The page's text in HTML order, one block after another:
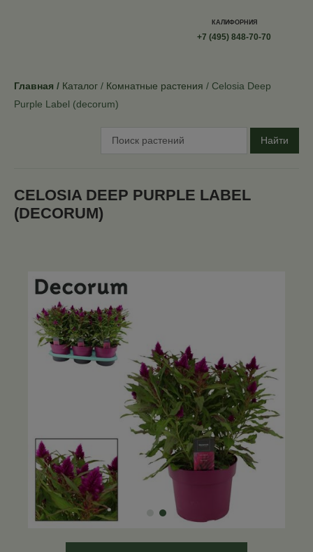
КАЛИФОРНИЯ
+7 (495) 848-70-70
Главная Каталог Комнатные растения
Celosia Deep
Purple Label (decorum)
Найти
CELOSIA DEEP PURPLE LABEL
(DECORUM)